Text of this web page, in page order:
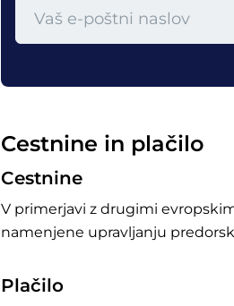
Cestnine in plačilo
Cestnine
V primerjavi z drugimi
namenjene upravljanju
Plačilo